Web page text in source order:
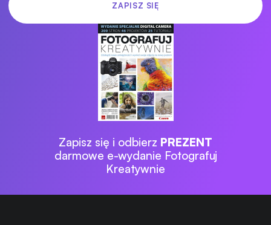
Zapisz się i odbierz PREZENT
darmowe e-wydanie Fotografuj
Kreatywnie